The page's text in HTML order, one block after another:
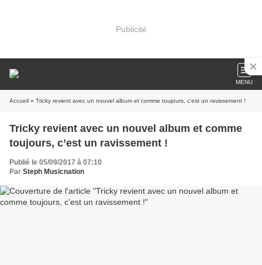
Publicité
MENU
Accueil » Tricky revient avec un nouvel album et comme toujours, c’est un ravissement !
Tricky revient avec un nouvel album et comme
toujours, c’est un ravissement !
Publié le 05/09/2017 à 07:10
Par Steph Musicnation